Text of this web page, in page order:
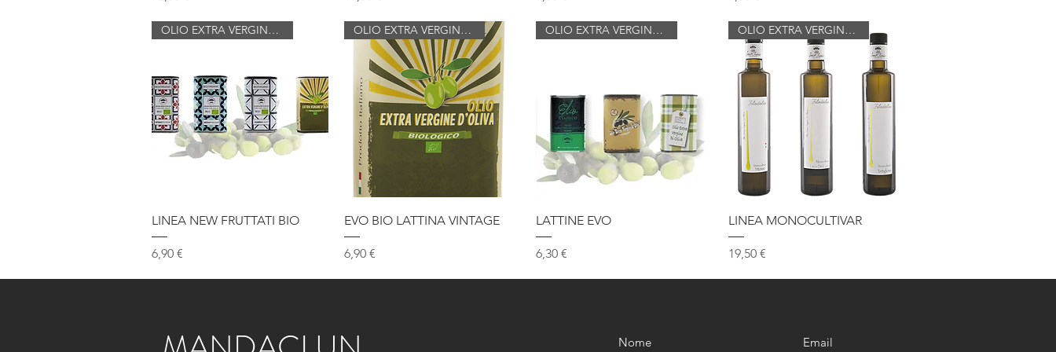
Vista rapida
OLIO EXTRA VERGINE DI OLIVA
LINEA NEW FRUTTATI BIO
Prezzo
6,90 €
Vista rapida
OLIO EXTRA VERGINE DI OLIVA
EVO BIO LATTINA VINTAGE
Prezzo
6,90 €
Vista rapida
OLIO EXTRA VERGINE DI OLIVA
LATTINE EVO
Prezzo
6,30 €
Vista rapida
OLIO EXTRA VERGINE DI OLIVA
LINEA MONOCULTIVAR
Prezzo
19,50 €